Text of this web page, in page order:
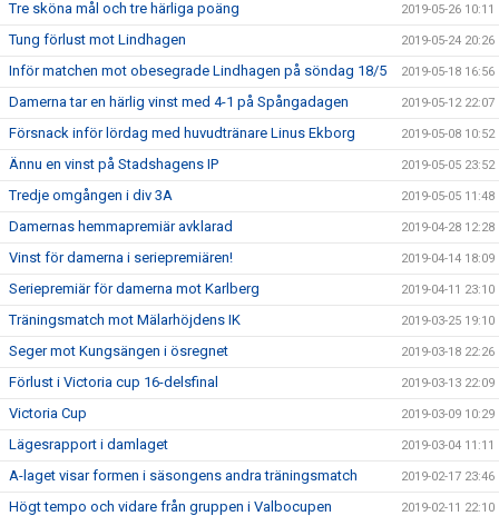
Tre sköna mål och tre härliga poäng 2019-05-26 10:11
Tung förlust mot Lindhagen 2019-05-24 20:26
Inför matchen mot obesegrade Lindhagen på söndag 18/5 2019-05-18 16:56
Damerna tar en härlig vinst med 4-1 på Spångadagen 2019-05-12 22:07
Försnack inför lördag med huvudtränare Linus Ekborg 2019-05-08 10:52
Ännu en vinst på Stadshagens IP 2019-05-05 23:52
Tredje omgången i div 3A 2019-05-05 11:48
Damernas hemmapremiär avklarad 2019-04-28 12:28
Vinst för damerna i seriepremiären! 2019-04-14 18:09
Seriepremiär för damerna mot Karlberg 2019-04-11 23:10
Träningsmatch mot Mälarhöjdens IK 2019-03-25 19:10
Seger mot Kungsängen i ösregnet 2019-03-18 22:26
Förlust i Victoria cup 16-delsfinal 2019-03-13 22:09
Victoria Cup 2019-03-09 10:29
Lägesrapport i damlaget 2019-03-04 11:11
A-laget visar formen i säsongens andra träningsmatch 2019-02-17 23:46
Högt tempo och vidare från gruppen i Valbocupen 2019-02-11 22:10